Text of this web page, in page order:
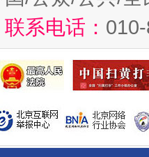
系电话：